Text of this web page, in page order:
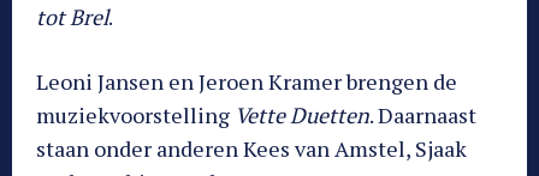
tot Brel.
Leoni Jansen en Jeroen Kramer brengen de
muziekvoorstelling Vette Duetten. Daarnaast
staan onder anderen Kees van Amstel, Sjaak